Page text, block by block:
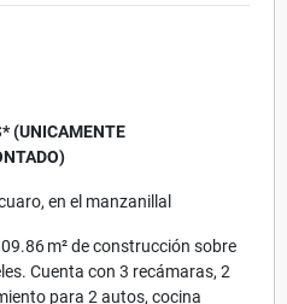
(UNICAMENTE
en el manzanillal
m² de construcción sobre
Cuenta con 3 recámaras, 2
para 2 autos, cocina